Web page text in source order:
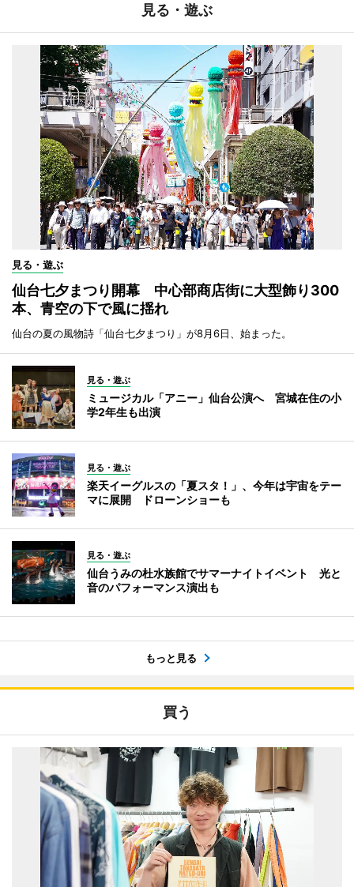
見る・遊ぶ
見る・遊ぶ
仙台七夕まつり開幕 中心部商店街に大型飾り300
本、青空の下で風に揺れ
仙台の夏の風物詩「仙台七夕まつり」が8月6日、始まった。
見る・遊ぶ
ミュージカル「アニー」仙台公演へ 宮城在住の小
学2年生も出演
見る・遊ぶ
楽天イーグルスの「夏スタ！」、今年は宇宙をテー
マに展開 ドローンショーも
見る・遊ぶ
仙台うみの杜水族館でサマーナイトイベント 光と
音のパフォーマンス演出も
もっと見る
買う